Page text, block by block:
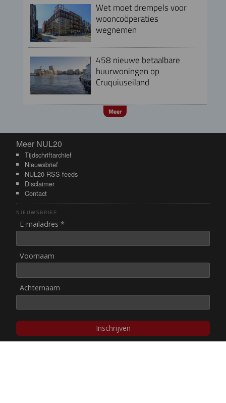
Wet moet drempels voor
wooncoöperaties
wegnemen
458 nieuwe betaalbare
huurwoningen op
Cruquiuseiland
Meer
Meer NUL20
Meer NUL20
Tijdschriftarchief
Nieuwsbrief
NUL20 RSS-feeds
Disclaimer
Contact
NIEUWSBRIEF
E-mailadres *
Voornaam
Achternaam
Inschrijven